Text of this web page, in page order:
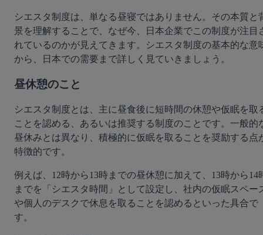
シエスタ制度は、単なる昼寝ではありません。その本質と
景を理解することで、なぜ今、日本企業でこの制度が注目
れているのかが見えてきます。シエスタ制度の基本的な意
から、日本での需要まで詳しく見ていきましょう。
昼休憩のこと
シエスタ制度とは、主に昼食後に短時間の休憩や仮眠を取
ことを認める、あるいは推奨する制度のことです。一般的
昼休みとは異なり、積極的に仮眠を取ることを奨励する点
特徴的です。
例えば、12時から13時までの昼休憩に加えて、13時から14
までを「シエスタ時間」として設定し、社内の仮眠スペー
や個人のデスクで休息を取ることを認めるといった具合で
す。